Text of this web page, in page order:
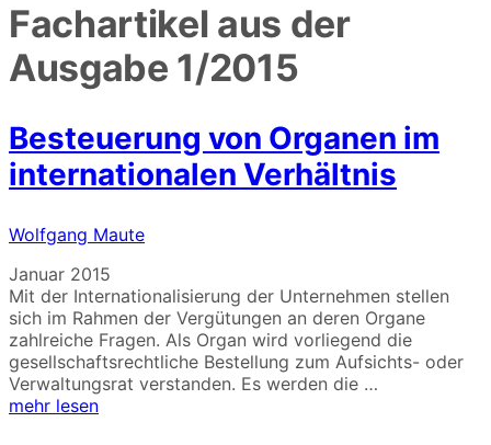
Fachartikel aus der
Ausgabe 1/2015
Besteuerung von Organen im
internationalen Verhältnis
Wolfgang Maute
Januar 2015
Mit der Internationalisierung der Unternehmen stellen
sich im Rahmen der Vergütungen an deren Organe
zahlreiche Fragen. Als Organ wird vorliegend die
gesellschaftsrechtliche Bestellung zum Aufsichts- oder
Verwaltungsrat verstanden. Es werden die …
mehr lesen